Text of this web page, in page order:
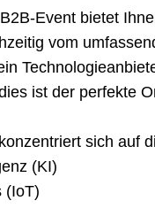
Event bietet
vom
ist der perfekte
sich auf
(KI)
(IoT)